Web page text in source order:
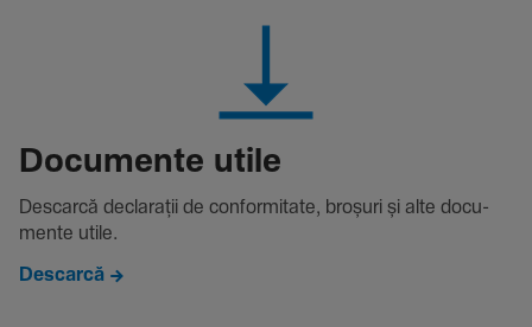
Docu­mente utile
Descarcă decla­rații de conformitate, broșuri și alte docu­
mente utile.
Descarcă